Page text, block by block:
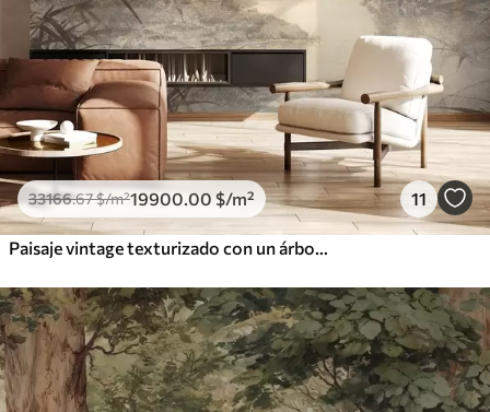
33166.67$/m²19900.00 $/m² 11
Paisaje vintage texturizado con un árbol cerca de un río y un cielo nublado, arte de la naturaleza en tonos sepia